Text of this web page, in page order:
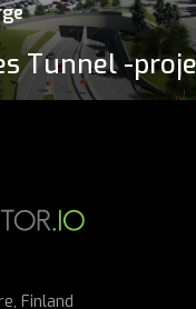
Tunnel -
Finland